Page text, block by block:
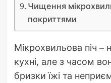
Чищення
покриттями
Мікрохвильова піч –
кухні, але з часом
бризки їжі та